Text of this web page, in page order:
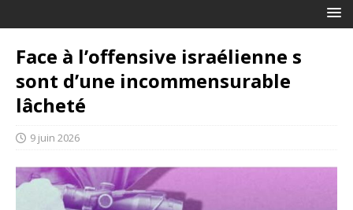
Face à l’offensive israélienne s
sont d’une incommensurable
lâcheté
9 juin 2026